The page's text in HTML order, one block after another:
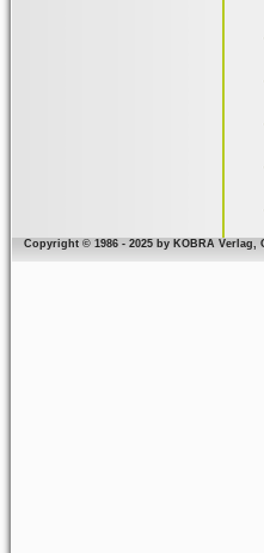
Copyright © 1986 - 2025 by KOBRA Verlag,